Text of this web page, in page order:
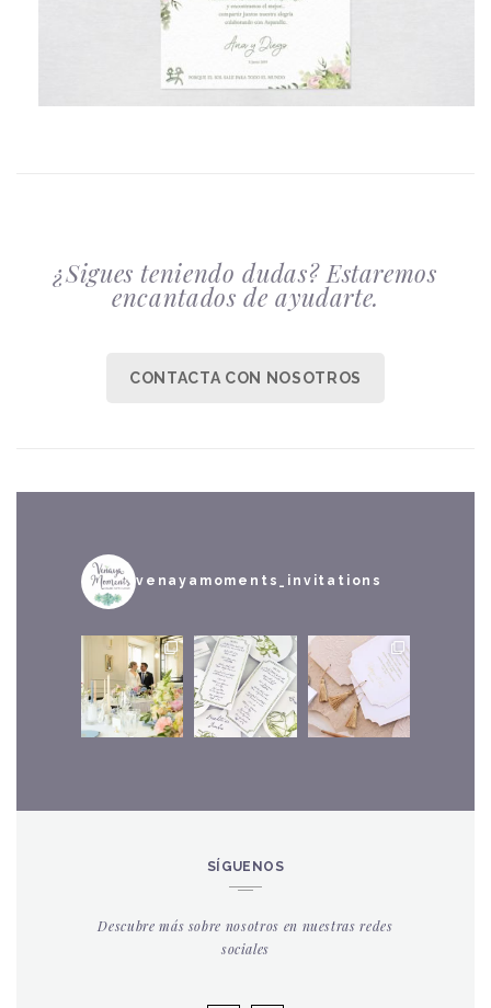
¿Sigues teniendo dudas? Estaremos
encantados de ayudarte.
CONTACTA CON NOSOTROS
venayamoments_invitations
SÍGUENOS
Descubre más sobre nosotros en nuestras redes
sociales